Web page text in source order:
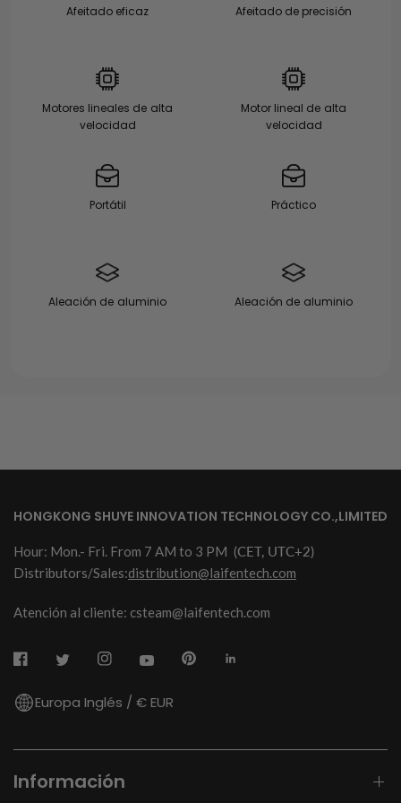
Afeitado eficaz
Motores lineales de alta
velocidad
Portátil
Aleación de aluminio
Afeitado de precisión
Motor lineal de alta
velocidad
Práctico
Aleación de aluminio
HONGKONG SHUYE INNOVATION TECHNOLOGY CO.,LIMITED
Hour: Mon.- Fri. From 7 AM to 3 PM (CET, UTC+2)
Distributors/Sales:distribution@laifentech.com
Atención al cliente: csteam@laifentech.com
Europa Inglés / € EUR
Información